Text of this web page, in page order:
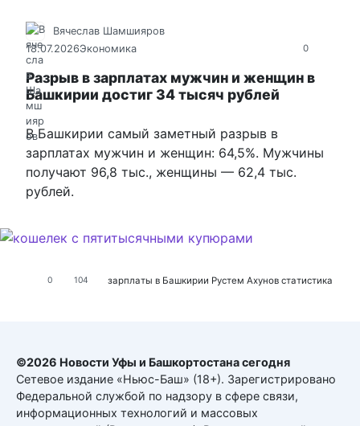
0
Вячеслав Шамшияров
18.07.2026Экономика
Разрыв в зарплатах мужчин и женщин в
Башкирии достиг 34 тысяч рублей
В Башкирии самый заметный разрыв в
зарплатах мужчин и женщин: 64,5%. Мужчины
получают 96,8 тыс., женщины — 62,4 тыс.
рублей.
0 104 зарплаты в Башкирии Рустем Ахунов статистика
©2026 Новости Уфы и Башкортостана сегодня
Сетевое издание «Ньюс-Баш» (18+). Зарегистрировано
Федеральной службой по надзору в сфере связи,
информационных технологий и массовых